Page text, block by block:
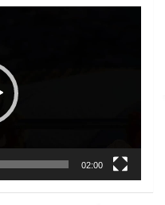
02:00